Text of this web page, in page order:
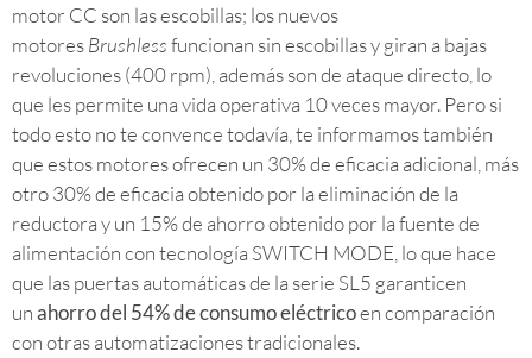
motor CC son las escobillas; los nuevos
motoresBrushlessfuncionan sin escobillas y giran a bajas
revoluciones (400 rpm), además son de ataque directo, lo
que les permite una vida operativa 10 veces mayor. Pero si
todo esto no te convence todavía, te informamos también
que estos motores ofrecen un 30% de eficacia adicional, más
otro 30% de eficacia obtenido por la eliminación de la
reductora y un 15% de ahorro obtenido por la fuente de
alimentación con tecnología SWITCH MODE, lo que hace
que las puertas automáticas de la serie SL5 garanticen
unahorro del 54% de consumo eléctricoen comparación
con otras automatizaciones tradicionales.